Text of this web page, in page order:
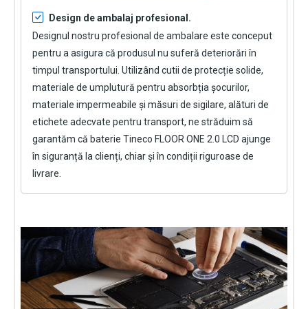
Design de ambalaj profesional.
Designul nostru profesional de ambalare este conceput
pentru a asigura că produsul nu suferă deteriorări în
timpul transportului. Utilizând cutii de protecție solide,
materiale de umplutură pentru absorbția șocurilor,
materiale impermeabile și măsuri de sigilare, alături de
etichete adecvate pentru transport, ne străduim să
garantăm că baterie Tineco FLOOR ONE 2.0 LCD ajunge
în siguranță la clienți, chiar și în condiții riguroase de
livrare.